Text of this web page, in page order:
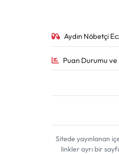
Aydın Nöbetçi
Puan Durumu ve
Sitede yayınlanan
linkler ayrı bir